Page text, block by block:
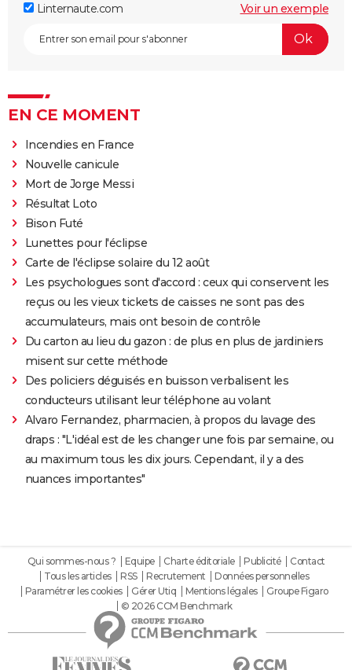
Linternaute.com Voir un exemple
EN CE MOMENT
Incendies en France
Nouvelle canicule
Mort de Jorge Messi
Résultat Loto
Bison Futé
Lunettes pour l'éclipse
Carte de l'éclipse solaire du 12 août
Les psychologues sont d'accord : ceux qui conservent les
reçus ou les vieux tickets de caisses ne sont pas des
accumulateurs, mais ont besoin de contrôle
Du carton au lieu du gazon : de plus en plus de jardiniers
misent sur cette méthode
Des policiers déguisés en buisson verbalisent les
conducteurs utilisant leur téléphone au volant
Alvaro Fernandez, pharmacien, à propos du lavage des
draps : "L'idéal est de les changer une fois par semaine, ou
au maximum tous les dix jours. Cependant, il y a des
nuances importantes"
Qui sommes-nous ? Equipe Charte éditoriale Publicité
Contact
Tous les articles
RSS Recrutement
Données personnelles
Paramétrer les cookies
Gérer Utiq Mentions légales
Groupe Figaro
© 2026 CCM Benchmark